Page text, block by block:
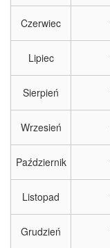
Czerwiec
Lipiec
Sierpień
Wrzesień
Październik
Listopad
Grudzień